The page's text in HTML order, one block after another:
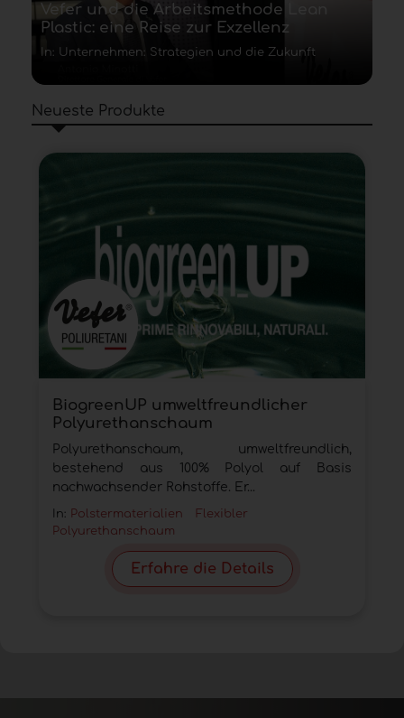
Vefer und die Arbeitsmethode Lean
Plastic: eine Reise zur Exzellenz
In: Unternehmen: Strategien und die Zukunft
Neueste Produkte
BiogreenUP umweltfreundlicher
Polyurethanschaum
Polyurethanschaum, umweltfreundlich,
bestehend aus 100% Polyol auf Basis
nachwachsender Rohstoffe. Er...
In: Polstermaterialien
Flexibler
Polyurethanschaum
Erfahre die Details